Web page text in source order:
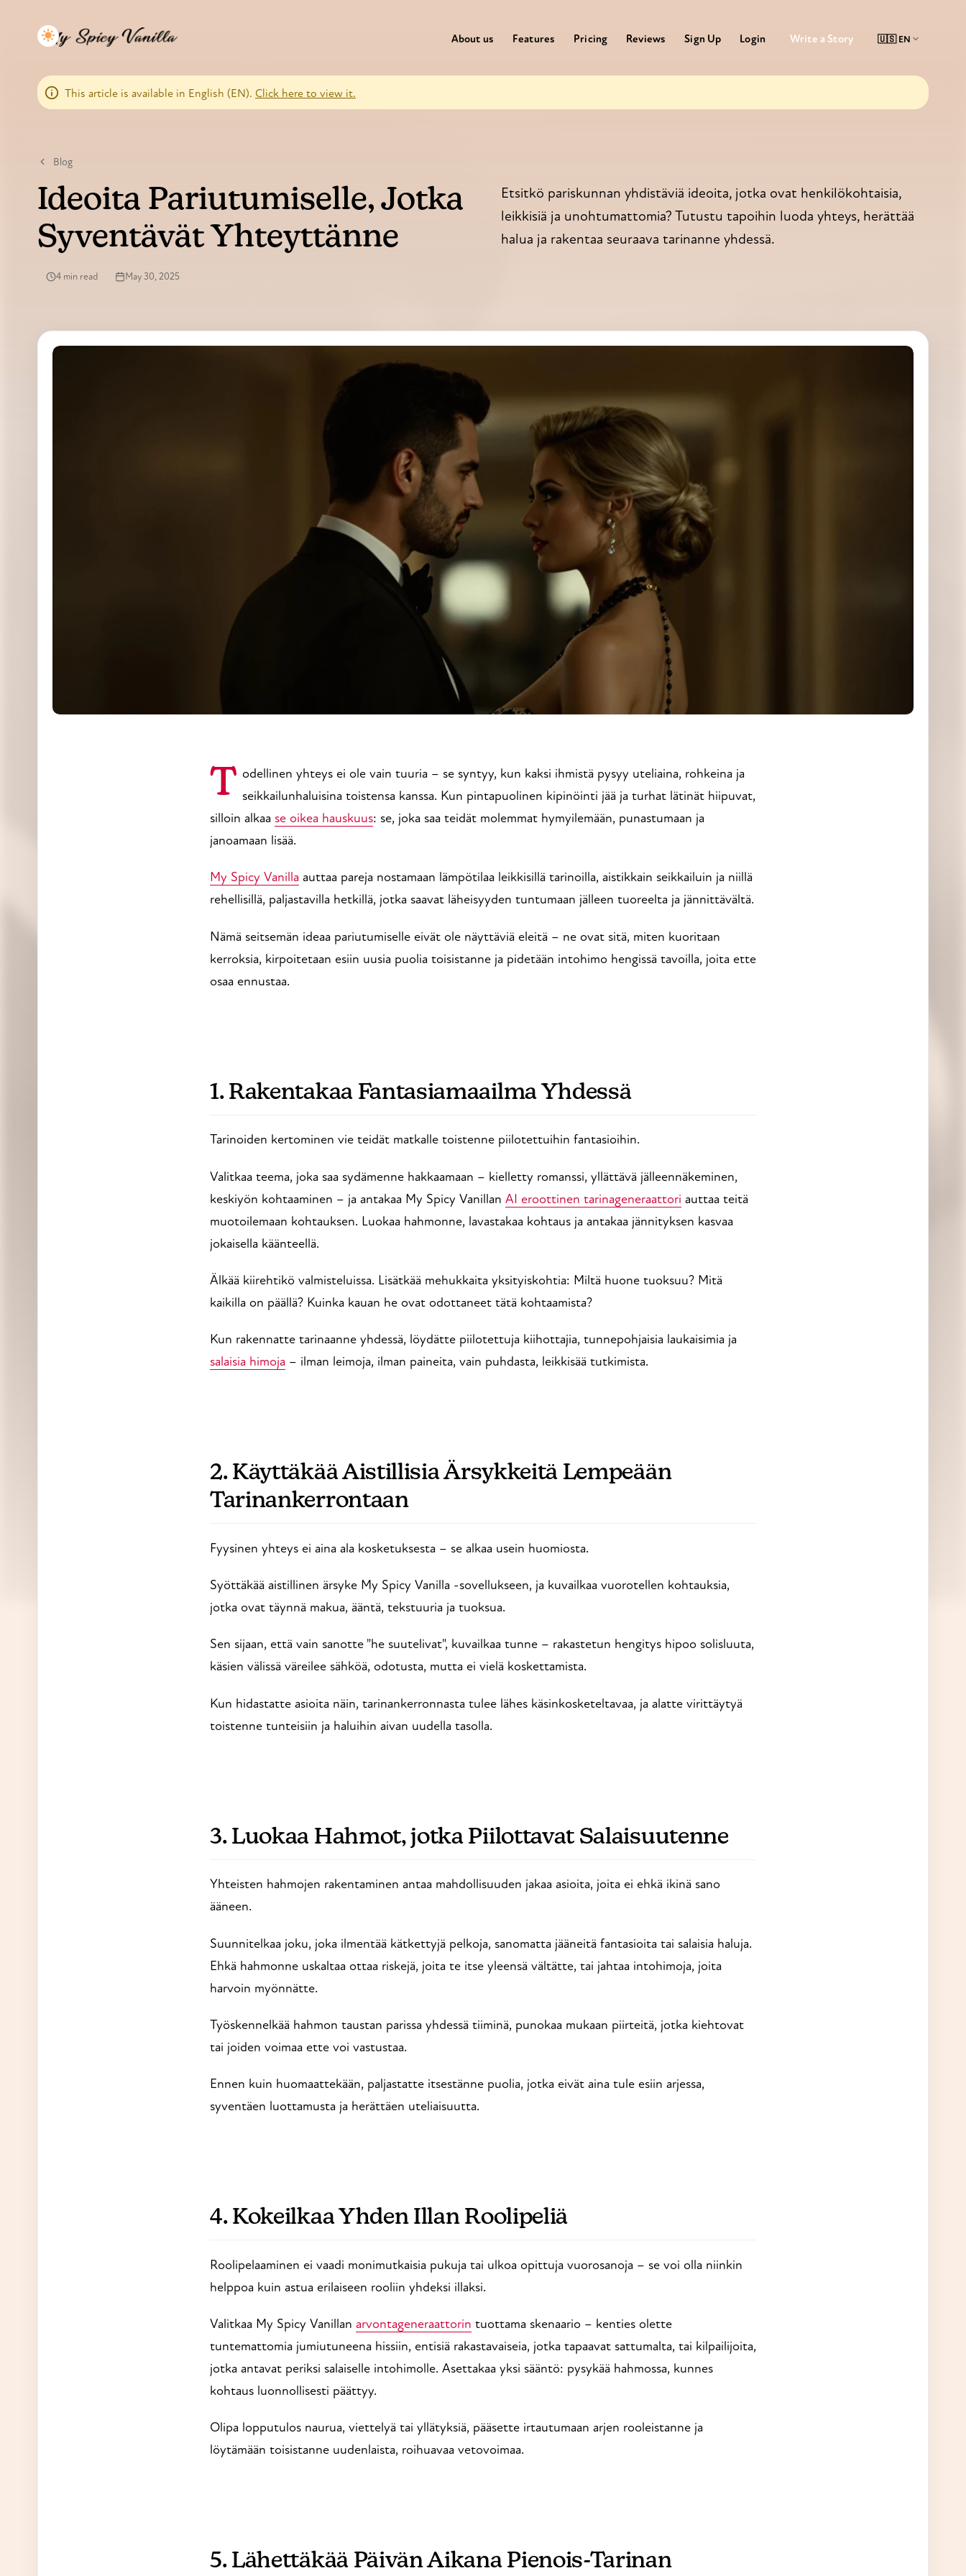
About us Features Pricing Reviews Sign Up Login Write a Story
This article is available in English (EN). Click here to view it.
Blog
Ideoita Pariutumiselle, Jotka
Syventävät Yhteyttänne
4 min read May 30, 2025
Etsitkö pariskunnan yhdistäviä ideoita, jotka ovat henkilökohtaisia,
leikkisiä ja unohtumattomia? Tutustu tapoihin luoda yhteys, herättää
halua ja rakentaa seuraava tarinanne yhdessä.
Todellinen yhteys ei ole vain tuuria – se syntyy, kun kaksi ihmistä pysyy uteliaina, rohkeina ja seikkailunhaluisina toistensa kanssa. Kun pintapuolinen kipinöinti jää ja turhat lätinät hiipuvat,
silloin alkaa se oikea hauskuus: se, joka saa teidät molemmat hymyilemään, punastumaan ja
janoamaan lisää.
My Spicy Vanilla auttaa pareja nostamaan lämpötilaa leikkisillä tarinoilla, aistikkain seikkailuin ja niillä
rehellisillä, paljastavilla hetkillä, jotka saavat läheisyyden tuntumaan jälleen tuoreelta ja jännittävältä.
Nämä seitsemän ideaa pariutumiselle eivät ole näyttäviä eleitä – ne ovat sitä, miten kuoritaan
kerroksia, kirpoitetaan esiin uusia puolia toisistanne ja pidetään intohimo hengissä tavoilla, joita ette
osaa ennustaa.
1. Rakentakaa Fantasiamaailma Yhdessä
Tarinoiden kertominen vie teidät matkalle toistenne piilotettuihin fantasioihin.
Valitkaa teema, joka saa sydämenne hakkaamaan – kielletty romanssi, yllättävä jälleennäkeminen,
keskiyön kohtaaminen – ja antakaa My Spicy Vanillan AI eroottinen tarinageneraattori auttaa teitä
muotoilemaan kohtauksen. Luokaa hahmonne, lavastakaa kohtaus ja antakaa jännityksen kasvaa
jokaisella käänteellä.
Älkää kiirehtikö valmisteluissa. Lisätkää mehukkaita yksityiskohtia: Miltä huone tuoksuu? Mitä
kaikilla on päällä? Kuinka kauan he ovat odottaneet tätä kohtaamista?
Kun rakennatte tarinaanne yhdessä, löydätte piilotettuja kiihottajia, tunnepohjaisia laukaisimia ja
salaisia himoja – ilman leimoja, ilman paineita, vain puhdasta, leikkisää tutkimista.
2. Käyttäkää Aistillisia Ärsykkeitä Lempeään
Tarinankerrontaan
Fyysinen yhteys ei aina ala kosketuksesta – se alkaa usein huomiosta.
Syöttäkää aistillinen ärsyke My Spicy Vanilla -sovellukseen, ja kuvailkaa vuorotellen kohtauksia,
jotka ovat täynnä makua, ääntä, tekstuuria ja tuoksua.
Sen sijaan, että vain sanotte "he suutelivat", kuvailkaa tunne – rakastetun hengitys hipoo solisluuta,
käsien välissä väreilee sähköä, odotusta, mutta ei vielä koskettamista.
Kun hidastatte asioita näin, tarinankerronnasta tulee lähes käsinkosketeltavaa, ja alatte virittäytyä
toistenne tunteisiin ja haluihin aivan uudella tasolla.
3. Luokaa Hahmot, jotka Piilottavat Salaisuutenne
Yhteisten hahmojen rakentaminen antaa mahdollisuuden jakaa asioita, joita ei ehkä ikinä sano
ääneen.
Suunnitelkaa joku, joka ilmentää kätkettyjä pelkoja, sanomatta jääneitä fantasioita tai salaisia haluja.
Ehkä hahmonne uskaltaa ottaa riskejä, joita te itse yleensä vältätte, tai jahtaa intohimoja, joita
harvoin myönnätte.
Työskennelkää hahmon taustan parissa yhdessä tiiminä, punokaa mukaan piirteitä, jotka kiehtovat
tai joiden voimaa ette voi vastustaa.
Ennen kuin huomaattekään, paljastatte itsestänne puolia, jotka eivät aina tule esiin arjessa,
syventäen luottamusta ja herättäen uteliaisuutta.
4. Kokeilkaa Yhden Illan Roolipeliä
Roolipelaaminen ei vaadi monimutkaisia pukuja tai ulkoa opittuja vuorosanoja – se voi olla niinkin
helppoa kuin astua erilaiseen rooliin yhdeksi illaksi.
Valitkaa My Spicy Vanillan arvontageneraattorin tuottama skenaario – kenties olette
tuntemattomia jumiutuneena hissiin, entisiä rakastavaiseia, jotka tapaavat sattumalta, tai kilpailijoita,
jotka antavat periksi salaiselle intohimolle. Asettakaa yksi sääntö: pysykää hahmossa, kunnes
kohtaus luonnollisesti päättyy.
Olipa lopputulos naurua, viettelyä tai yllätyksiä, pääsette irtautumaan arjen rooleistanne ja
löytämään toisistanne uudenlaista, roihuavaa vetovoimaa.
5. Lähettäkää Päivän Aikana Pienois-Tarinan